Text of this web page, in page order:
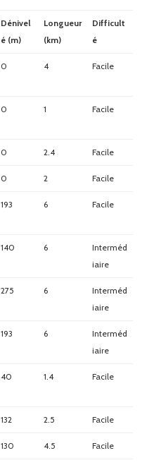
Dénivel
é (m)
Longueur
(km)
Difficult
é
0 4 Facile
0 1 Facile
0 2.4 Facile
0 2 Facile
193 6 Facile
140 6
Interméd
iaire
275 6
Interméd
iaire
193 6
Interméd
iaire
40 1.4 Facile
132 2.5 Facile
130 4.5 Facile